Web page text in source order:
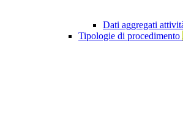
Dati aggregati
Tipologie di procedimento